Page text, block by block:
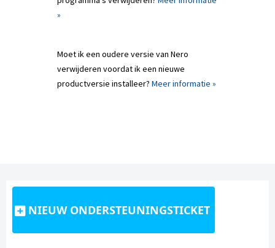
»
Moet ik een oudere versie van Nero
verwijderen voordat ik een nieuwe
productversie installeer? Meer informatie »
NIEUW ONDERSTEUNINGSTICKET